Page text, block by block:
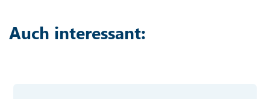
Auch interessant: